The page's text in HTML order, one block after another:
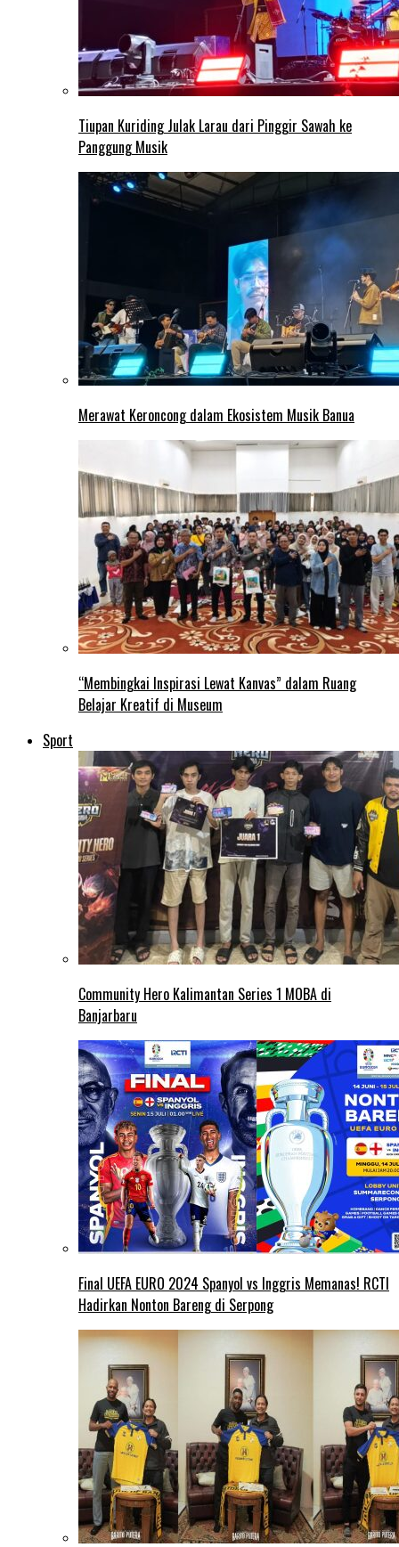
Tiupan Kuriding Julak Larau dari Pinggir Sawah ke
Panggung Musik
Merawat Keroncong dalam Ekosistem Musik Banua
“Membingkai Inspirasi Lewat Kanvas” dalam Ruang
Belajar Kreatif di Museum
Sport
Community Hero Kalimantan Series 1 MOBA di
Banjarbaru
Final UEFA EURO 2024 Spanyol vs Inggris Memanas! RCTI
Hadirkan Nonton Bareng di Serpong